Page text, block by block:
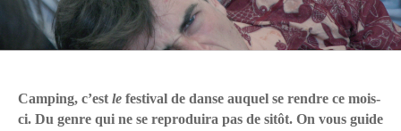
Camping, c’est le festival de danse auquel se rendre ce mois-
ci. Du genre qui ne se reproduira pas de sitôt. On vous guide